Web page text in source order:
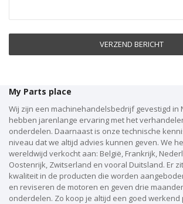
VERZEND BERICHT
My Parts place
Wij zijn een machinehandelsbedrijf gevestigd in
hebben jarenlange ervaring met het
onderdelen. Daarnaast is onze technische
niveau dat we altijd advies kunnen geven. We
wereldwijd verkocht aan: België, Frankrijk,
Oostenrijk, Zwitserland en vooral Duitsland. Er
kwaliteit in de producten die worden
en reviseren de motoren en geven drie
onderdelen. Zo koop je altijd een goed werkend